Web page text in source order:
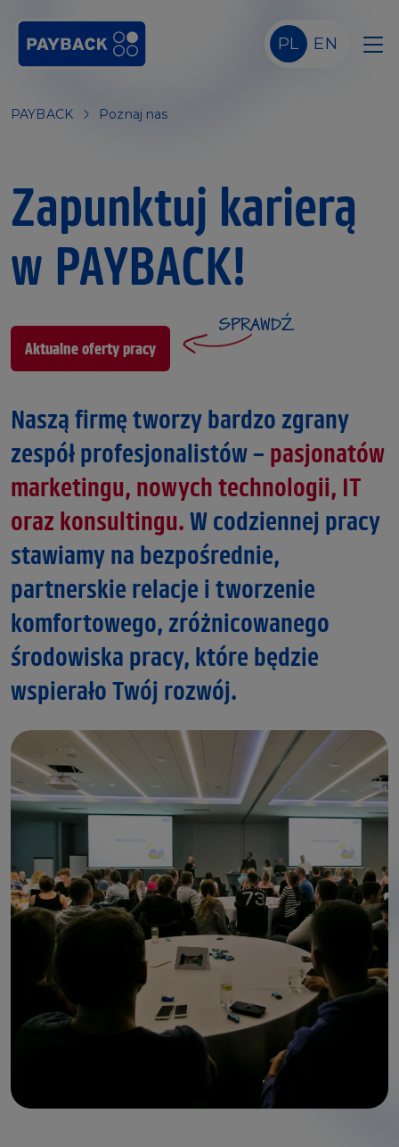
PL EN
PAYBACK Poznaj nas
Zapunktuj karierą
w PAYBACK!
Aktualne oferty pracy
SPRAWDŹ
Naszą firmę tworzy bardzo zgrany
zespół profesjonalistów – pasjonatów
marketingu, nowych technologii, IT
oraz konsultingu. W codziennej pracy
stawiamy na bezpośrednie,
partnerskie relacje i tworzenie
komfortowego, zróżnicowanego
środowiska pracy, które będzie
wspierało Twój rozwój.